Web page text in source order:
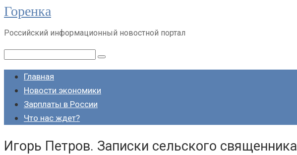
Перейти
контенту
Горенка
Российский информационный новостной портал
Поиск:
Главная
Новости экономики
Зарплаты в России
Что нас ждет?
Игорь Петров. Записки сельского священника